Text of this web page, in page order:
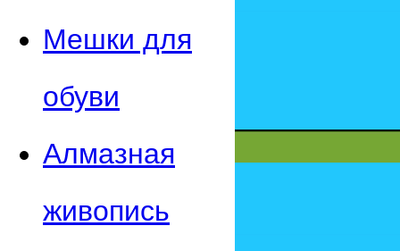
Мешки для
обуви
Алмазная
живопись